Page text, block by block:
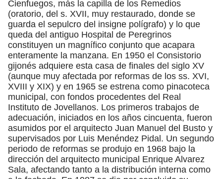
Cienfuegos, más la capilla de los Remedios
(oratorio, del s. XVII, muy restaurado, donde se
guarda el sepulcro del insigne polígrafo) y lo que
queda del antiguo Hospital de Peregrinos
constituyen un magnífico conjunto que acapara
enteramente la manzana. En 1950 el Consistorio
gijonés adquiere esta casa de finales del siglo XV
(aunque muy afectada por reformas de los ss. XVI,
XVIII y XIX) y en 1965 se estrena como pinacoteca
municipal, con fondos procedentes del Real
Instituto de Jovellanos. Los primeros trabajos de
adecuación, iniciados en los años cincuenta, fueron
asumidos por el arquitecto Juan Manuel del Busto y
supervisados por Luis Menéndez Pidal. Un segundo
periodo de reformas se produjo en 1968 bajo la
dirección del arquitecto municipal Enrique Alvarez
Sala, afectando tanto a la distribución interna como